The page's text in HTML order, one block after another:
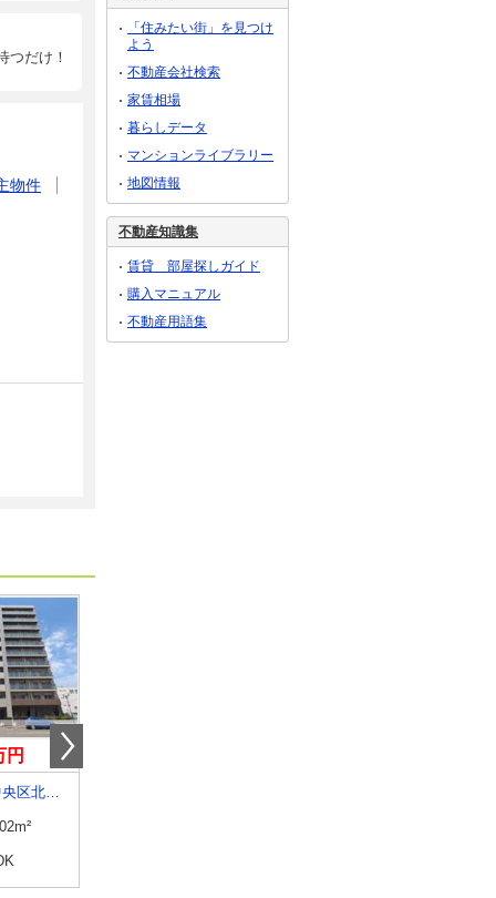
つだけ！
物件
円
北海道札幌市中央区北三条東３丁目
「住みたい街」を見つけ
よう
不動産会社検索
家賃相場
暮らしデータ
マンションライブラリー
地図情報
不動産知識集
賃貸 部屋探しガイド
購入マニュアル
不動産用語集